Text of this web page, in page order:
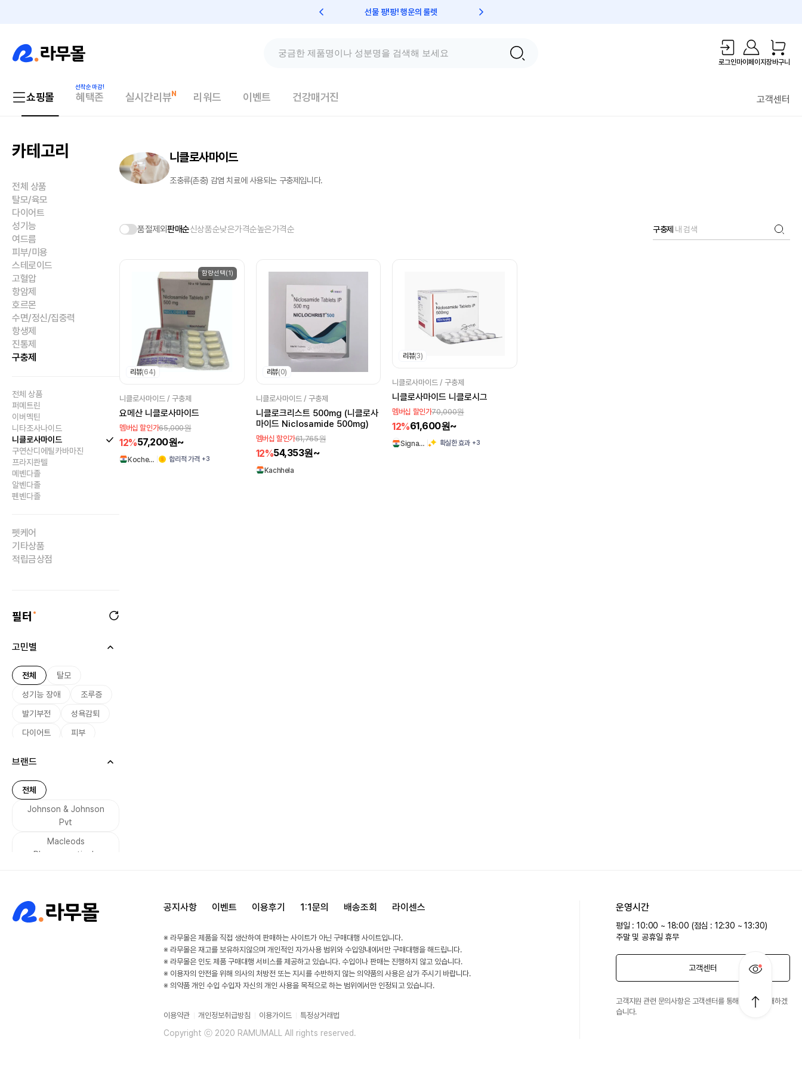
선물 팡!팡! 행운의 룰렛
로그인마이페이지장바구니
쇼핑몰 혜택존 실시간리뷰 리워드 이벤트 건강매거진 고객센터
카테고리
전체 상품
탈모/육모
다이어트
성기능
여드름
피부/미용
스테로이드
고혈압
항암제
호르몬
수면/정신/집중력
항생제
진통제
구충제
전체 상품
퍼메트린
이버멕틴
니타조사나이드
니클로사마이드
구연산디에틸카바마진
프라지콴텔
메벤다졸
알벤다졸
펜벤다졸
펫케어
기타상품
적립금상점
필터
고민별
전체
탈모
성기능 장애
조루증
발기부전
성욕감퇴
다이어트
피부
여성 호르몬
남성 호르몬
무좀
기생충 감염
금연
구토
집중력
감기
알레르기
브랜드
전체
Johnson & Johnson
Pvt
Macleods
Pharmaceuticals
Dharam Distributors
니클로사마이드
조충류(촌충) 감염 치료에 사용되는 구충제입니다.
품절제외판매순신상품순낮은가격순높은가격순 구충제 내 검색
함량선택(1)
리뷰(64)
니클로사마이드 / 구충제
요메산 니클로사마이드
멤버십 할인가65,000원
12%57,200원~
Koche… 합리적 가격 +3
리뷰(0)
니클로사마이드 / 구충제
니클로크리스트 500mg (니클로사
마이드 Niclosamide 500mg)
멤버십 할인가61,765원
12%54,353원~
Kachhela
리뷰(3)
니클로사마이드 / 구충제
니클로사마이드 니클로시그
멤버십 할인가70,000원
12%61,600원~
Signa… 확실한 효과 +3
공지사항 이벤트 이용후기 1:1문의 배송조회 라이센스
※ 라무몰은 제품을 직접 생산하여 판매하는 사이트가 아닌 구매대행 사이트입니다.
※ 라무몰은 재고를 보유하지않으며 개인적인 자가사용 범위와 수입양내에서만 구매대행을 해드립니다.
※ 라무몰은 인도 제품 구매대행 서비스를 제공하고 있습니다. 수입이나 판매는 진행하지 않고 있습니다.
※ 이용자의 안전을 위해 의사의 처방전 또는 지시를 수반하지 않는 의약품의 사용은 삼가 주시기 바랍니다.
※ 의약품 개인 수입 수입자 자신의 개인 사용을 목적으로 하는 범위에서만 인정되고 있습니다.
이용약관 개인정보취급방침 이용가이드 특정상거래법
Copyright ⓒ 2020 RAMUMALL All rights reserved.
운영시간
평일 : 10:00 ~ 18:00 (점심 : 12:30 ~ 13:30)
주말 및 공휴일 휴무
고객센터
고객지원 관련 문의사항은 고객센터를 통해 친절히 안내하겠
습니다.